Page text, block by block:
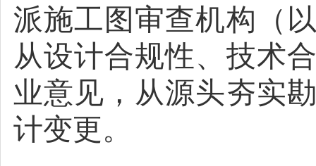
派施工图审查机构（
从设计合规性、技术
业意见，从源头夯实
计变更。